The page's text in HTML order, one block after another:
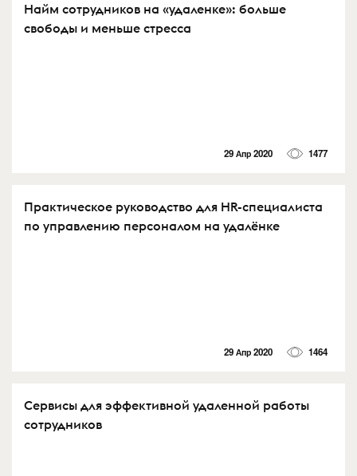
Найм сотрудников на «удаленке»: больше
свободы и меньше стресса
29 Апр 2020 1477
Практическое руководство для HR-специалиста
по управлению персоналом на удалёнке
29 Апр 2020 1464
Сервисы для эффективной удаленной работы
сотрудников